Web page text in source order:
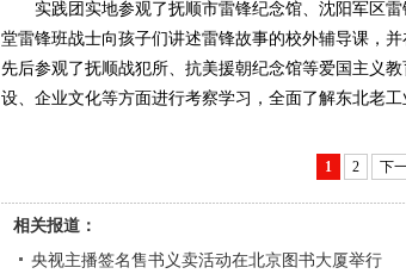
实践团实地参观了抚顺市雷锋纪念馆、沈阳军区雷
堂雷锋班战士向孩子们讲述雷锋故事的校外辅导课，
先后参观了抚顺战犯所、抗美援朝纪念馆等爱国主义
设、企业文化等方面进行考察学习，全面了解东北老工
1 2 下
相关报道：
央视主播签名售书义卖活动在北京图书大厦举行